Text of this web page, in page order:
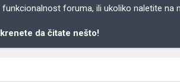
foruma, ili ukoliko naletite na
da čitate nešto!